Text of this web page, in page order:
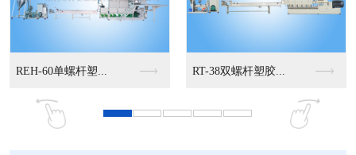
MS-50立式混色机... MS-100立式混色...